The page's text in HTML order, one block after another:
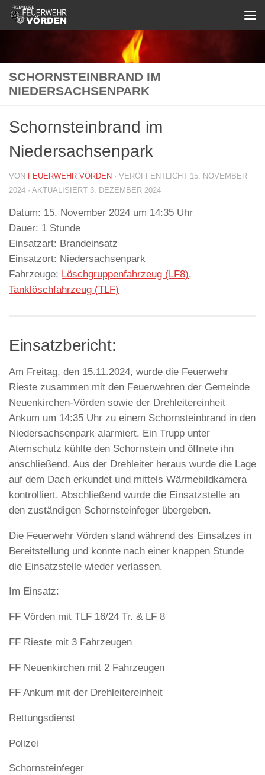
Zum Inhalt springen
SCHORNSTEINBRAND IM
NIEDERSACHSENPARK
Schornsteinbrand im
Niedersachsenpark
VON FEUERWEHR VÖRDEN · VERÖFFENTLICHT 15. NOVEMBER
2024 · AKTUALISIERT 3. DEZEMBER 2024
Datum: 15. November 2024 um 14:35 Uhr
Dauer: 1 Stunde
Einsatzart: Brandeinsatz
Einsatzort: Niedersachsenpark
Fahrzeuge: Löschgruppenfahrzeug (LF8),
Tanklöschfahrzeug (TLF)
Einsatzbericht:
Am Freitag, den 15.11.2024, wurde die Feuerwehr
Rieste zusammen mit den Feuerwehren der Gemeinde
Neuenkirchen-Vörden sowie der Drehleitereinheit
Ankum um 14:35 Uhr zu einem Schornsteinbrand in den
Niedersachsenpark alarmiert. Ein Trupp unter
Atemschutz kühlte den Schornstein und öffnete ihn
anschließend. Aus der Drehleiter heraus wurde die Lage
auf dem Dach erkundet und mittels Wärmebildkamera
kontrolliert. Abschließend wurde die Einsatzstelle an
den zuständigen Schornsteinfeger übergeben.
Die Feuerwehr Vörden stand während des Einsatzes in
Bereitstellung und konnte nach einer knappen Stunde
die Einsatzstelle wieder verlassen.
Im Einsatz:
FF Vörden mit TLF 16/24 Tr. & LF 8
FF Rieste mit 3 Fahrzeugen
FF Neuenkirchen mit 2 Fahrzeugen
FF Ankum mit der Drehleitereinheit
Rettungsdienst
Polizei
Schornsteinfeger